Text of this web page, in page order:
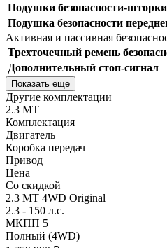
Подушки безопасности-шторки
Подушка безопасности
Активная и пассивная
Трехточечный ремень
Дополнительный стоп-сигнал
Показать еще
Другие комплектации
2.3 MT
Комплектация
Двигатель
Коробка передач
Привод
Цена
Со скидкой
2.3 MT 4WD Original
2.3 - 150 л.с.
МКПП 5
Полный (4WD)